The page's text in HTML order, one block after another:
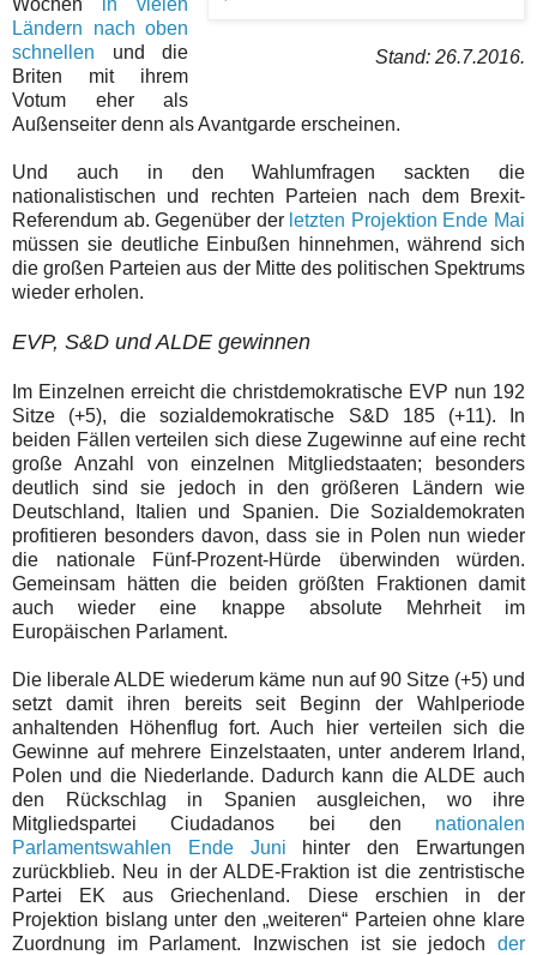
Stand: 26.7.2016.
Ländern nach oben
schnellen und die
Briten mit ihrem
Votum eher als
Außenseiter denn als Avantgarde erscheinen.
Und auch in den Wahlumfragen sackten die
nationalistischen und rechten Parteien nach dem Brexit-
Referendum ab. Gegenüber der letzten Projektion Ende Mai
müssen sie deutliche Einbußen hinnehmen, während sich
die großen Parteien aus der Mitte des politischen Spektrums
wieder erholen.
EVP, S&D und ALDE gewinnen
Im Einzelnen erreicht die christdemokratische EVP nun 192
Sitze (+5), die sozialdemokratische S&D 185 (+11). In
beiden Fällen verteilen sich diese Zugewinne auf eine recht
große Anzahl von einzelnen Mitgliedstaaten; besonders
deutlich sind sie jedoch in den größeren Ländern wie
Deutschland, Italien und Spanien. Die Sozialdemokraten
profitieren besonders davon, dass sie in Polen nun wieder
die nationale Fünf-Prozent-Hürde überwinden würden.
Gemeinsam hätten die beiden größten Fraktionen damit
auch wieder eine knappe absolute Mehrheit im
Europäischen Parlament.
Die liberale ALDE wiederum käme nun auf 90 Sitze (+5) und
setzt damit ihren bereits seit Beginn der Wahlperiode
anhaltenden Höhenflug fort. Auch hier verteilen sich die
Gewinne auf mehrere Einzelstaaten, unter anderem Irland,
Polen und die Niederlande. Dadurch kann die ALDE auch
den Rückschlag in Spanien ausgleichen, wo ihre
Mitgliedspartei Ciudadanos bei den nationalen
Parlamentswahlen Ende Juni hinter den Erwartungen
zurückblieb. Neu in der ALDE-Fraktion ist die zentristische
Partei EK aus Griechenland. Diese erschien in der
Projektion bislang unter den „weiteren“ Parteien ohne klare
Zuordnung im Parlament. Inzwischen ist sie jedoch der